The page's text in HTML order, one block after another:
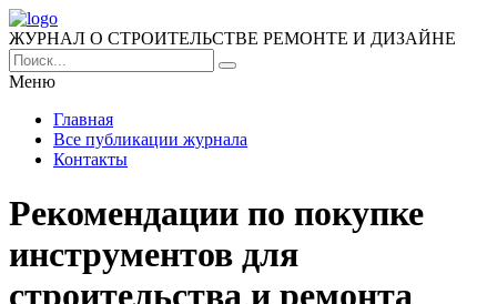
ЖУРНАЛ О СТРОИТЕЛЬСТВЕ РЕМОНТЕ И ДИЗАЙНЕ
Меню
Главная
Все публикации журнала
Контакты
Рекомендации по покупке
инструментов для
строительства и ремонта